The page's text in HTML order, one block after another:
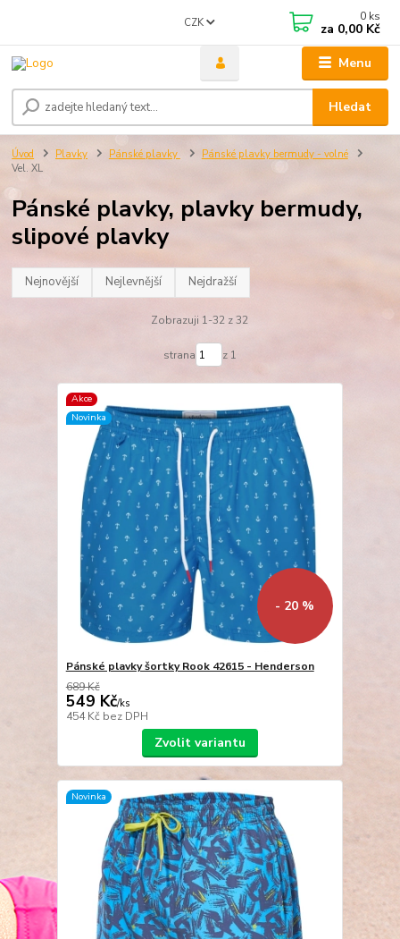
Menu
CZK
Hledat
0 ks
za 0,00 Kč
Úvod Plavky Pánské plavky
Pánské plavky bermudy - volné
Vel. XL
Pánské plavky, plavky bermudy,
slipové plavky
Nejnovější Nejlevnější Nejdražší
Zobrazuji 1-32 z 32
strana z 1
Akce
Novinka
- 20 %
Pánské plavky šortky Rook 42615 - Henderson
689 Kč
549 Kč/ks
454 Kč bez DPH
Zvolit variantu
Novinka